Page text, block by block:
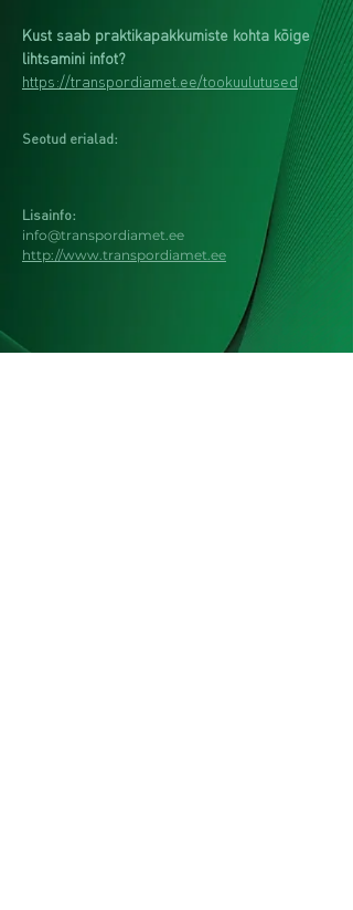
Kust saab praktikapakkumiste kohta kõige
lihtsamini infot?
https://transpordiamet.ee/tookuulutused
Seotud erialad:
Lisainfo:
info@transpordiamet.ee
http://www.transpordiamet.ee